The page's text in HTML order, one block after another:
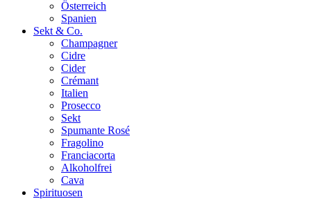
Österreich
Spanien
Sekt & Co.
Champagner
Cidre
Cider
Crémant
Italien
Prosecco
Sekt
Spumante Rosé
Fragolino
Franciacorta
Alkoholfrei
Cava
Spirituosen